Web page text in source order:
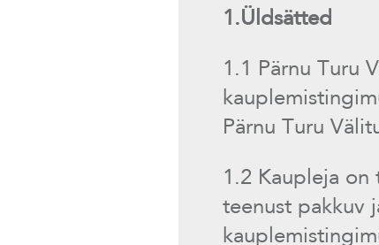
1.Üldsätted
1.1 Pärnu Turu
Pärnu Turu
1.2 Kaupleja
teenust pakkuv